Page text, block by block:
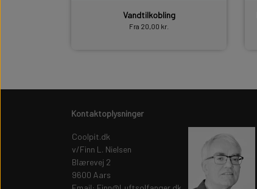
Vandtilkobling
Fra 20,00 kr.
Kontaktoplysninger
Coolpit.dk
v/Finn L. Nielsen
Blærevej 2
9600 Aars